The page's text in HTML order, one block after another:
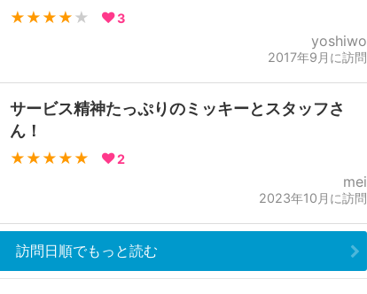
★★★★ ★ 3
yoshiwo
2017年9月に訪問
サービス精神たっぷりのミッキーとスタッフさ
ん！
★★★★★ 2
mei
2023年10月に訪問
訪問日順でもっと読む